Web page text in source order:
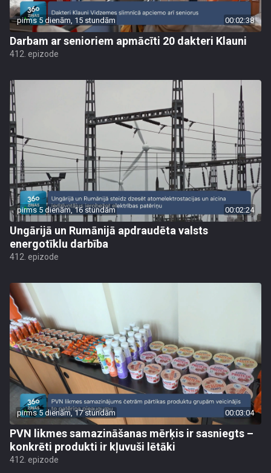
pirms 5 dienām, 15 stundām 00:02:38
Darbam ar senioriem apmācīti 20 dakteri Klauni
412. epizode
pirms 5 dienām, 16 stundām 00:02:24
Ungārijā un Rumānijā apdraudēta valsts
energotīklu darbība
412. epizode
pirms 5 dienām, 17 stundām 00:03:04
PVN likmes samazināšanas mērķis ir sasniegts –
konkrēti produkti ir kļuvuši lētāki
412. epizode